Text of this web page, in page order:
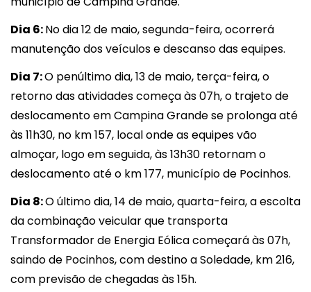
Dia 6:No dia 12 de maio, segunda-feira, ocorrerá
manutenção dos veículos e descanso das equipes.
Dia 7:O penúltimo dia, 13 de maio, terça-feira, o
retorno das atividades começa às 07h, o trajeto de
deslocamento em Campina Grande se prolonga até
às 11h30, no km 157, local onde as equipes vão
almoçar, logo em seguida, às 13h30 retornam o
deslocamento até o km 177, município de Pocinhos.
Dia 8:O último dia, 14 de maio, quarta-feira, a escolta
da combinação veicular que transporta
Transformador de Energia Eólica começará às 07h,
saindo de Pocinhos, com destino a Soledade, km 216,
com previsão de chegadas às 15h.